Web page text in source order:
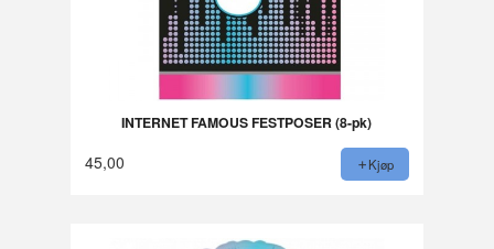
INTERNET FAMOUS FESTPOSER (8-pk)
45,00 Kjøp